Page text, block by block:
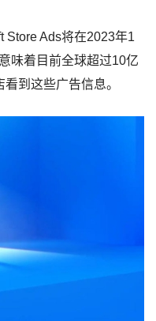
Store Ads将在2023年1
味着目前全球超过10亿
到这些广告信息。